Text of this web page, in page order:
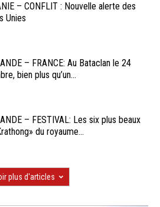
– CONFLIT : Nouvelle alerte des
Unies
– FRANCE: Au Bataclan le 24
bien plus qu’un...
– FESTIVAL: Les six plus beaux
du royaume...
plus d'articles